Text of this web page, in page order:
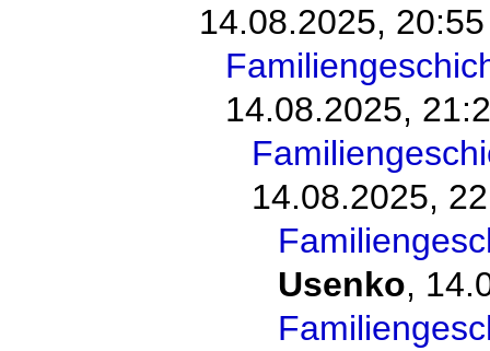
14.08.2025, 20:55
14.08.2025,
14.08.2025,
Usenko,